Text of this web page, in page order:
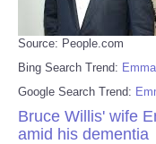
Source: People.com
Bing Search Trend:
Google Search Trend:
Bruce Willis' wife
amid his dementia